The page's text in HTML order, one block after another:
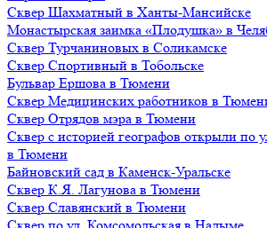
Сквер Шахматный в Ханты-Мансийске
Монастырская заимка «Плодушка» в
Сквер Турчаниновых в Соликамске
Сквер Спортивный в Тобольске
Бульвар Ершова в Тюмени
Сквер Медицинских работников в
Сквер Отрядов мэра в Тюмени
Сквер с историей географов открыли по
в Тюмени
Байновский сад в Каменск-Уральске
Сквер К.Я. Лагунова в Тюмени
Сквер Славянский в Тюмени